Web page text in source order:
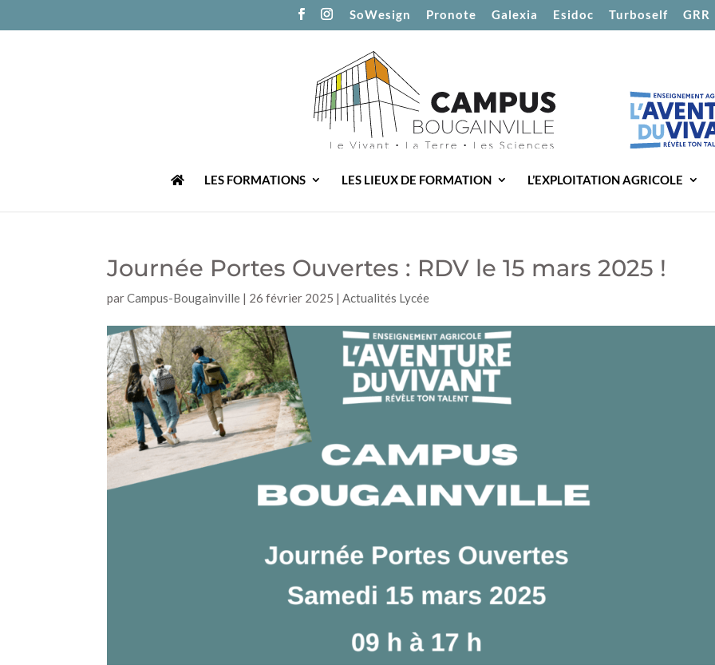
SoWesign Pronote Galexia Esidoc Turboself GRR
LES FORMATIONS LES LIEUX DE FORMATION L’EXPLOITATION AGRICOLE
Journée Portes Ouvertes : RDV le 15 mars 2025 !
parCampus-Bougainville | 26 février 2025 |Actualités Lycée